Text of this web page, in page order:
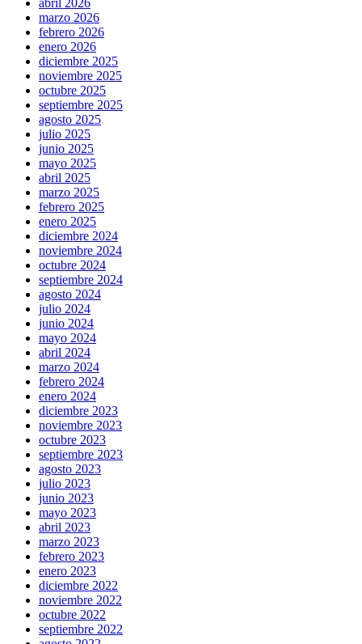
marzo 2026
febrero 2026
enero 2026
diciembre 2025
noviembre 2025
octubre 2025
septiembre 2025
agosto 2025
julio 2025
junio 2025
mayo 2025
abril 2025
marzo 2025
febrero 2025
enero 2025
diciembre 2024
noviembre 2024
octubre 2024
septiembre 2024
agosto 2024
julio 2024
junio 2024
mayo 2024
abril 2024
marzo 2024
febrero 2024
enero 2024
diciembre 2023
noviembre 2023
octubre 2023
septiembre 2023
agosto 2023
julio 2023
junio 2023
mayo 2023
abril 2023
marzo 2023
febrero 2023
enero 2023
diciembre 2022
noviembre 2022
octubre 2022
septiembre 2022